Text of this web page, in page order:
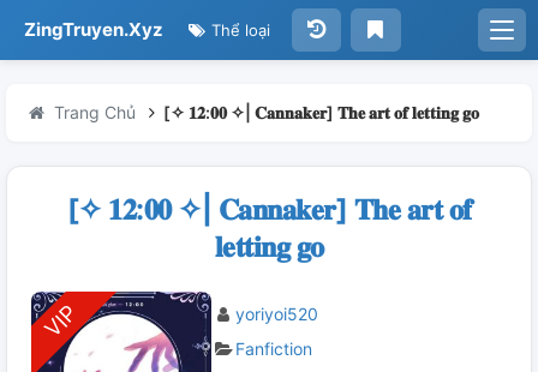
ZingTruyen.Xyz Thể loại
Trang Chủ [✧ 𝟏𝟐:𝟎𝟎 ✧| 𝐂𝐚𝐧𝐧𝐚𝐤𝐞𝐫] 𝐓𝐡𝐞 𝐚𝐫𝐭 𝐨𝐟 𝐥𝐞𝐭𝐭𝐢𝐧𝐠 𝐠𝐨
[✧ 𝟏𝟐:𝟎𝟎 ✧| 𝐂𝐚𝐧𝐧𝐚𝐤𝐞𝐫] 𝐓𝐡𝐞 𝐚𝐫𝐭 𝐨𝐟
𝐥𝐞𝐭𝐭𝐢𝐧𝐠 𝐠𝐨
yoriyoi520
Fanfiction